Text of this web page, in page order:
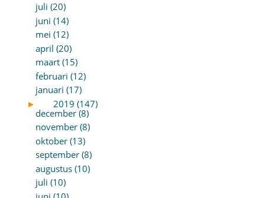
juli (20)
juni (14)
mei (12)
april (20)
maart (15)
februari (12)
januari (17)
►
2019 (147)
december (8)
november (8)
oktober (13)
september (8)
augustus (10)
juli (10)